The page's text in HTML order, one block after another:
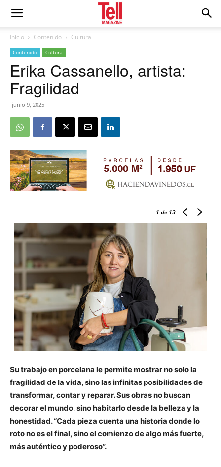
Inicio Contenido Cultura
Contenido Cultura
Erika Cassanello, artista:
Fragilidad
junio 9, 2025
1 de 13
Su trabajo en porcelana le permite mostrar no solo la
fragilidad de la vida, sino las infinitas posibilidades de
transformar, contar y reparar. Sus obras no buscan
decorar el mundo, sino habitarlo desde la belleza y la
honestidad. “Cada pieza cuenta una historia donde lo
roto no es el final, sino el comienzo de algo más fuerte,
más auténtico y poderoso”.